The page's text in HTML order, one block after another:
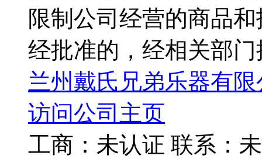
限制公司经营的商品
经批准的，经相关部
兰州戴氏兄弟乐器有
访问公司主页
工商： 未认证 联系：